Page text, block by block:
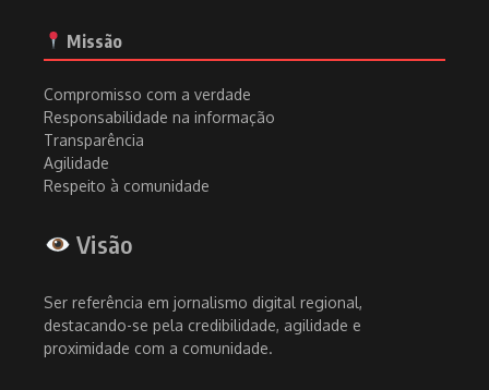
Missão
Compromisso com a verdade
Responsabilidade na informação
Transparência
Agilidade
Respeito à comunidade
Visão
Ser referência em jornalismo digital regional,
destacando-se pela credibilidade, agilidade e
proximidade com a comunidade.